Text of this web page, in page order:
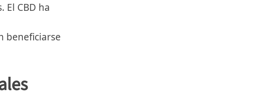
El CBD ha
beneficiarse